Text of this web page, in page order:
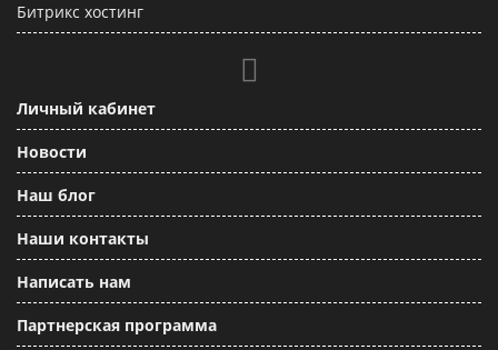
Битрикс хостинг
Личный кабинет
Новости
Наш блог
Наши контакты
Написать нам
Партнерская программа